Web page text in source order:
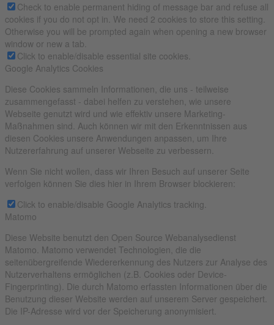
Check to enable permanent hiding of message bar and refuse all
cookies if you do not opt in. We need 2 cookies to store this setting.
Otherwise you will be prompted again when opening a new browser
window or new a tab.
Click to enable/disable essential site cookies.
Google Analytics Cookies
Diese Cookies sammeln Informationen, die uns - teilweise
zusammengefasst - dabei helfen zu verstehen, wie unsere
Webseite genutzt wird und wie effektiv unsere Marketing-
Maßnahmen sind. Auch können wir mit den Erkenntnissen aus
diesen Cookies unsere Anwendungen anpassen, um Ihre
Nutzererfahrung auf unserer Webseite zu verbessern.
Wenn Sie nicht wollen, dass wir Ihren Besuch auf unserer Seite
verfolgen können Sie dies hier in Ihrem Browser blockieren:
Click to enable/disable Google Analytics tracking.
Matomo
Diese Website benutzt den Open Source Webanalysedienst
Matomo. Matomo verwendet Technologien, die die
seitenübergreifende Wiedererkennung des Nutzers zur Analyse des
Nutzerverhaltens ermöglichen (z.B. Cookies oder Device-
Fingerprinting). Die durch Matomo erfassten Informationen über die
Benutzung dieser Website werden auf unserem Server gespeichert.
Die IP-Adresse wird vor der Speicherung anonymisiert.